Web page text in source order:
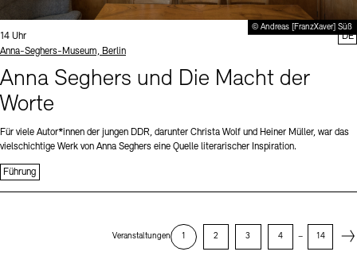
© Andreas [FranzXaver] Süß
Uhrzeit:
14 Uhr
Standort
Anna-Seghers-Museum, Berlin
Anna Seghers und Die Macht der
Worte
Für viele Autor*innen der jungen DDR, darunter Christa Wolf und Heiner Müller, war das
vielschichtige Werk von Anna Seghers eine Quelle literarischer Inspiration.
Führung
DE
Veranstaltungen 1 2 3 4 – 14